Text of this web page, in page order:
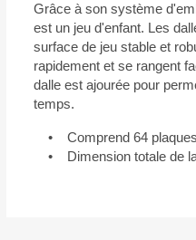
Grâce à son système
est un jeu d'enfant. Les
surface de jeu stable et
rapidement et se rangent
dalle est ajourée pour
temps.
• Comprend 64 plaques
• Dimension totale de la